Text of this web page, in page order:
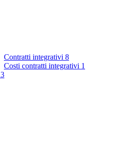
Contratti integrativi 8
Costi contratti integrativi 1
3